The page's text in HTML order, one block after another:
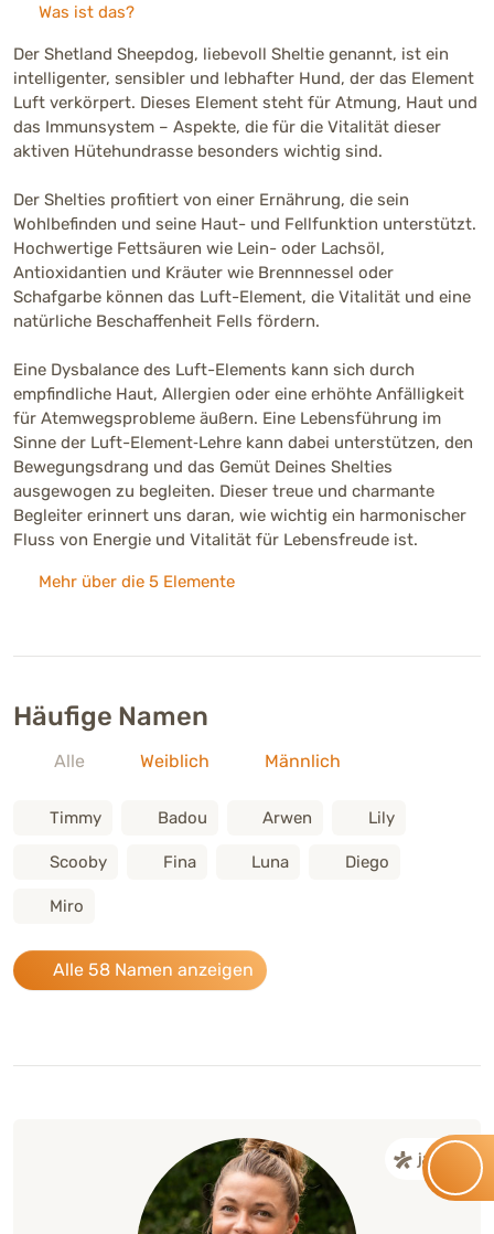
Was ist das?
Der Shetland Sheepdog, liebevoll Sheltie genannt, ist ein
intelligenter, sensibler und lebhafter Hund, der das Element
Luft verkörpert. Dieses Element steht für Atmung, Haut und
das Immunsystem – Aspekte, die für die Vitalität dieser
aktiven Hütehundrasse besonders wichtig sind.
Der Shelties profitiert von einer Ernährung, die sein
Wohlbefinden und seine Haut- und Fellfunktion unterstützt.
Hochwertige Fettsäuren wie Lein- oder Lachsöl,
Antioxidantien und Kräuter wie Brennnessel oder
Schafgarbe können das Luft-Element, die Vitalität und eine
natürliche Beschaffenheit Fells fördern.
Eine Dysbalance des Luft-Elements kann sich durch
empfindliche Haut, Allergien oder eine erhöhte Anfälligkeit
für Atemwegsprobleme äußern. Eine Lebensführung im
Sinne der Luft-Element‑Lehre kann dabei unterstützen, den
Bewegungsdrang und das Gemüt Deines Shelties
ausgewogen zu begleiten. Dieser treue und charmante
Begleiter erinnert uns daran, wie wichtig ein harmonischer
Fluss von Energie und Vitalität für Lebensfreude ist.
Mehr über die 5 Elemente
Häufige Namen
Alle Weiblich Männlich
Timmy Badou Arwen Lily
Scooby Fina Luna Diego
Miro
Alle 58 Namen anzeigen